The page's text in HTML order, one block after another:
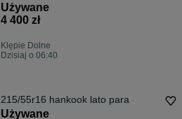
Używane
4 400 zł
Klępie Dolne
Dzisiaj o 06:40
215/55r16 hankook lato para
Używane